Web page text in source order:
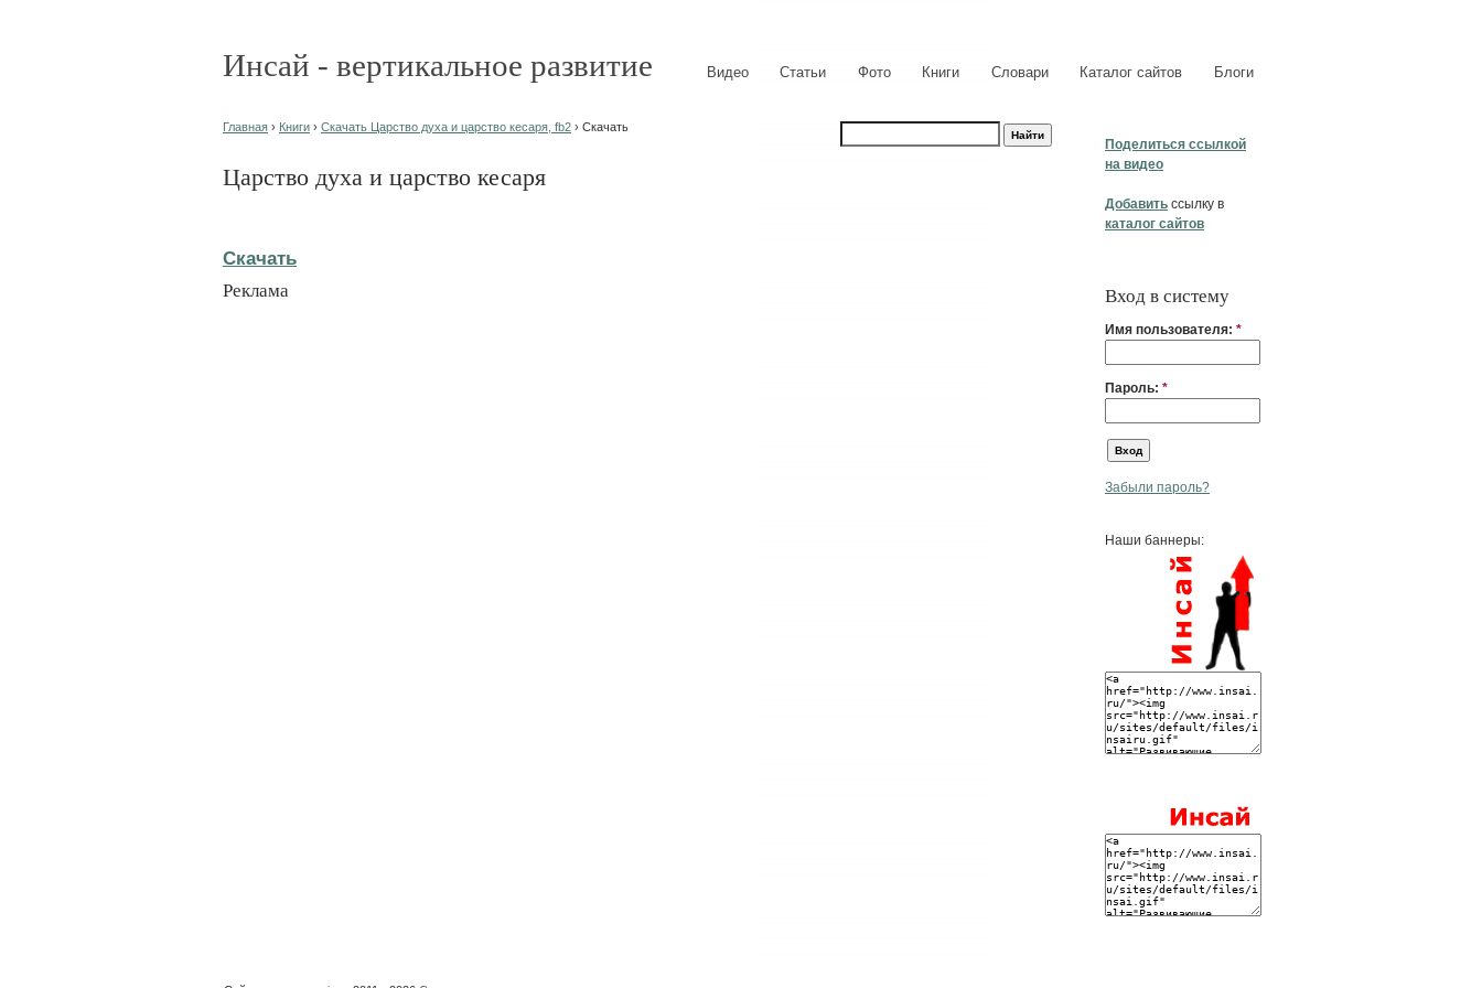
Инсай - вертикальное развитие Видео Статьи Фото Книги Словари Каталог сайтов Блоги
Поделиться ссылкой
на видео
Добавить ссылку в
каталог сайтов
Вход в систему
Имя пользователя: *
Пароль: *
Забыли пароль?
Наши баннеры:
Главная › Книги › Скачать Царство духа и царство кесаря, fb2 › Скачать
Царство духа и царство кесаря
Скачать
Реклама